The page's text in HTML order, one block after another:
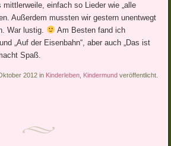
einfach so Lieder wie „alle
Außerdem mussten wir gestern unentwegt
War lustig.
Am Besten fand ich
„Auf der Eisenbahn“, aber auch „Das ist
Spaß.
2012 in Kinderleben Kindermund veröffentlicht.